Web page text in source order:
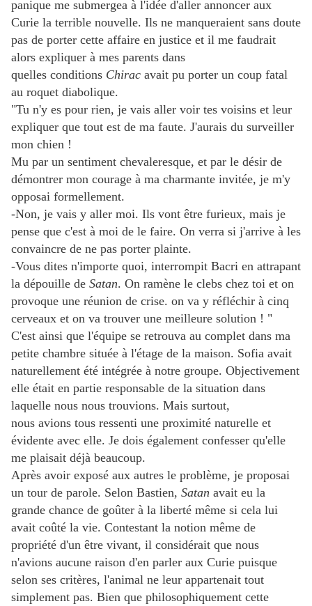
panique me submergea à l'idée d'aller annoncer aux
Curie la terrible nouvelle. Ils ne manqueraient sans doute
pas de porter cette affaire en justice et il me faudrait
alors expliquer à mes parents dans
quelles conditions Chirac avait pu porter un coup fatal
au roquet diabolique.
"Tu n'y es pour rien, je vais aller voir tes voisins et leur
expliquer que tout est de ma faute. J'aurais du surveiller
mon chien !
Mu par un sentiment chevaleresque, et par le désir de
démontrer mon courage à ma charmante invitée, je m'y
opposai formellement.
-Non, je vais y aller moi. Ils vont être furieux, mais je
pense que c'est à moi de le faire. On verra si j'arrive à les
convaincre de ne pas porter plainte.
-Vous dites n'importe quoi, interrompit Bacri en attrapant
la dépouille de Satan. On ramène le clebs chez toi et on
provoque une réunion de crise. on va y réfléchir à cinq
cerveaux et on va trouver une meilleure solution ! "
C'est ainsi que l'équipe se retrouva au complet dans ma
petite chambre située à l'étage de la maison. Sofia avait
naturellement été intégrée à notre groupe. Objectivement
elle était en partie responsable de la situation dans
laquelle nous nous trouvions. Mais surtout,
nous avions tous ressenti une proximité naturelle et
évidente avec elle. Je dois également confesser qu'elle
me plaisait déjà beaucoup.
Après avoir exposé aux autres le problème, je proposai
un tour de parole. Selon Bastien, Satan avait eu la
grande chance de goûter à la liberté même si cela lui
avait coûté la vie. Contestant la notion même de
propriété d'un être vivant, il considérait que nous
n'avions aucune raison d'en parler aux Curie puisque
selon ses critères, l'animal ne leur appartenait tout
simplement pas. Bien que philosophiquement cette